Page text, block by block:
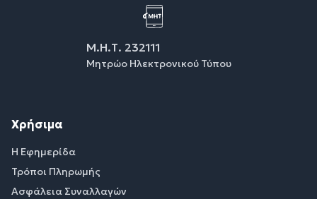
Μ.Η.Τ. 232111
Μητρώο Ηλεκτρονικού Τύπου
Χρήσιμα
Η Εφημερίδα
Τρόποι Πληρωμής
Ασφάλεια Συναλλαγών